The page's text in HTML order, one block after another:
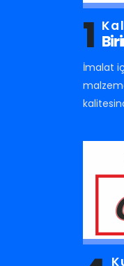
1
İmalat